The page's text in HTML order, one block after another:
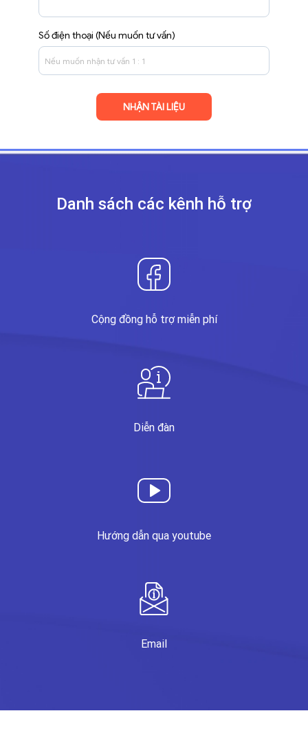
Số điện thoại (Nếu muốn tư vấn)
Danh sách các kênh hỗ trợ
Cộng đồng hỗ trợ miễn phí
Diễn đàn
Hướng dẫn qua youtube
Email